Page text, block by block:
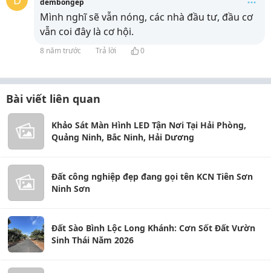
dembongep
Mình nghĩ sẽ vẫn nóng, các nhà đầu tư, đầu cơ
vẫn coi đây là cơ hội.
8 năm trước Trả lời 0
Bài viết liên quan
Khảo Sát Màn Hình LED Tận Nơi Tại Hải Phòng,
Quảng Ninh, Bắc Ninh, Hải Dương
Đất công nghiệp đẹp đang gọi tên KCN Tiên Sơn
Ninh Sơn
Đất Sào Bình Lộc Long Khánh: Cơn Sốt Đất Vườn
Sinh Thái Năm 2026